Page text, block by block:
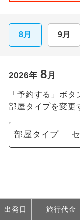
8月 9月
2026年 8月
「予約する」ボ
部屋タイプを変更
部屋タイプ
出発日 旅行代金